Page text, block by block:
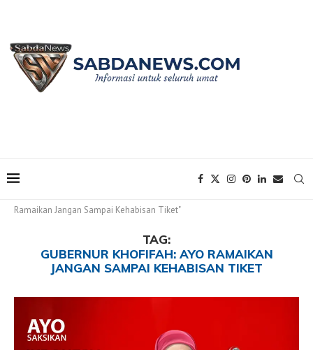
Ramaikan Jangan Sampai Kehabisan Tiket"
TAG:
GUBERNUR KHOFIFAH: AYO RAMAIKAN
JANGAN SAMPAI KEHABISAN TIKET